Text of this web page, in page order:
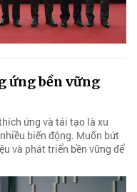
ứng bền vững
ứng và tái tạo là xu
biến động. Muốn bứt
và phát triển bền vững để